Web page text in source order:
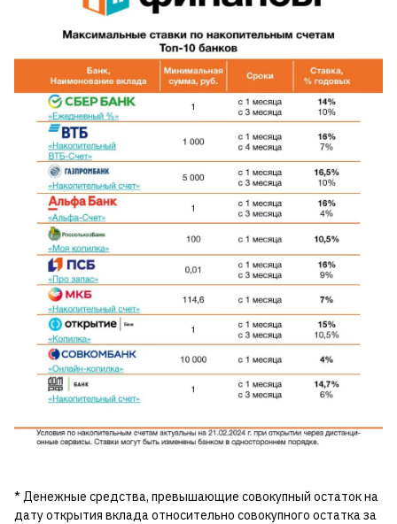
* Денежные средства, превышающие совокупный остаток на
дату открытия вклада относительно совокупного остатка за